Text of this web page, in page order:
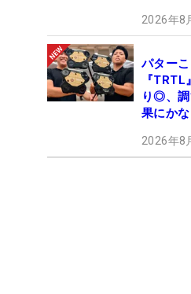
2026年8
パター
『
り◎、調
果にかな
2026年8